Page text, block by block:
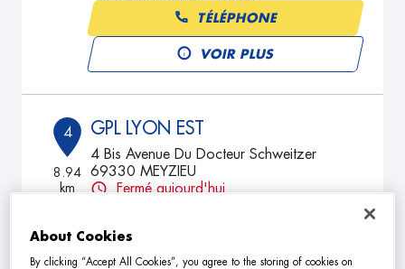
TÉLÉPHONE
VOIR PLUS
4
8.94
km
GPL LYON EST
4 Bis Avenue Du Docteur Schweitzer
69330 MEYZIEU
Fermé aujourd'hui
About Cookies
By clicking “Accept All Cookies”, you agree to the storing of cookies on